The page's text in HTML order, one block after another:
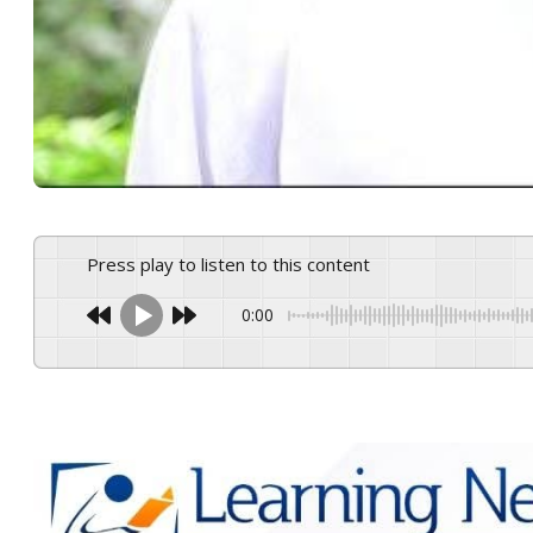
Press play to listen to this content
0:00